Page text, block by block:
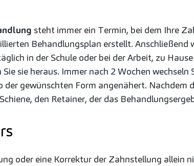
steht immer ein Termin, bei dem Ihre
Behandlungsplan erstellt. Anschließend
in der Schule oder bei der Arbeit, zu
sie heraus. Immer nach 2 Wochen wechseln
der gewünschten Form angenähert. Nachdem
den Retainer, der das
oder eine Korrektur der Zahnstellung allein